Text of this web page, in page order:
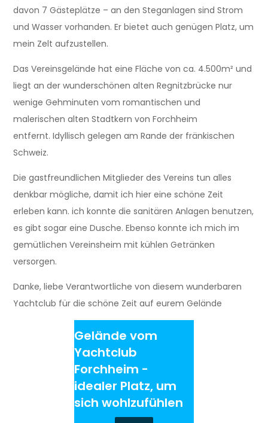
davon 7 Gästeplätze – an den Steganlagen sind Strom
und Wasser vorhanden. Er bietet auch genügen Platz, um
mein Zelt aufzustellen.
Das Vereinsgelände hat eine Fläche von ca. 4.500m² und
liegt an der wunderschönen alten Regnitzbrücke nur
wenige Gehminuten vom romantischen und
malerischen alten Stadtkern von Forchheim
entfernt. Idyllisch gelegen am Rande der fränkischen
Schweiz.
Die gastfreundlichen Mitglieder des Vereins tun alles
denkbar mögliche, damit ich hier eine schöne Zeit
erleben kann. ich konnte die sanitären Anlagen benutzen,
es gibt sogar eine Dusche. Ebenso konnte ich mich im
gemütlichen Vereinsheim mit kühlen Getränken
versorgen.
Danke, liebe Verantwortliche von diesem wunderbaren
Yachtclub für die schöne Zeit auf eurem Gelände
Gelände vom
Yachtclub
Forchheim -
idealer Platz, um
sich wohlzufühlen